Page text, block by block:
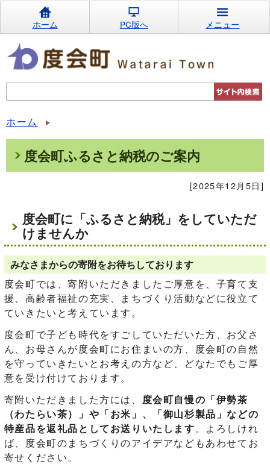
ホーム PC版へ メニュー
ホーム
度会町ふるさと納税のご案内
[2025年12月5日]
度会町に「ふるさと納税」をしていただ
けませんか
みなさまからの寄附をお待ちしております
度会町では、寄附いただきましたご厚意を、子育て支
援、高齢者福祉の充実、まちづくり活動などに役立て
ていきたいと考えています。
度会町で子ども時代をすごしていただいた方、お父さ
ん、お母さんが度会町にお住まいの方、度会町の自然
を守っていきたいとお考えの方など、どなたでもご厚
意を受け付けております。
寄附いただきました方には、 度会町自慢の「伊勢茶
（わたらい茶）」や「お米」、「御山杉製品」などの
特産品を返礼品としてお送りいたします。よろしけれ
ば、度会町のまちづくりのアイデアなどもあわせてお
寄せください。